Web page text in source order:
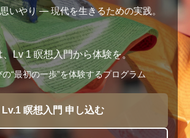
いやり ― 現代を生きるための実践。
、Lv 1 瞑想入門から体験を。
“最初の一歩”を体験するプログラム
Lv.1 瞑想入門 申し込む